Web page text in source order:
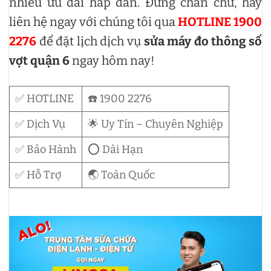
liên hệ ngay với chúng tôi quaHOTLINE 1900
2276 để đặt lịch dịch vụ sửa máy đo thông số
vợt quận 6ngay hôm nay!
✅ HOTLINE
☎️ 1900 2276
✅ Dịch Vụ
🌟 Uy Tín – Chuyên Nghiệp
✅ Bảo Hành
⭕ Dài Hạn
✅ Hỗ Trợ
🌏 Toàn Quốc